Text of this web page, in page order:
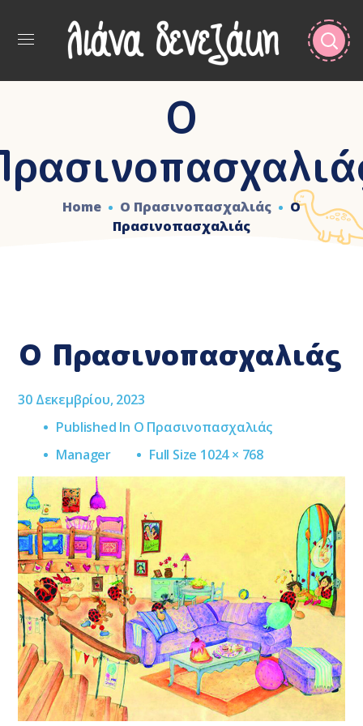
Ο
Home Ο Πρασινοπασχαλιάς
Ο
Πρασινοπασχαλιάς
Ο Πρασινοπασχαλιάς
30 Δεκεμβρίου, 2023
Published In Ο Πρασινοπασχαλιάς
Manager
Full
Size
Full Size 1024 × 768